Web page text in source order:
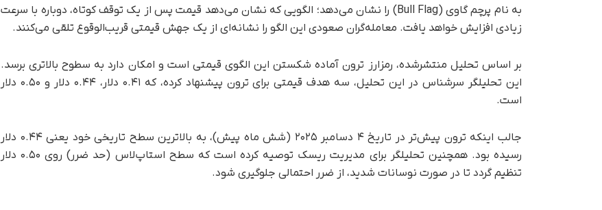
به نام پرچم گاوی (Bull Flag) را نشان می‌دهد؛ الگویی که نشان می‌دهد قیمت پس از یک توقف کوتاه، دوباره با سرعت
زیادی افزایش خواهد یافت. معامله‌گران صعودی این الگو را نشانه‌ای از یک جهش قیمتی قریب‌الوقوع تلقی می‌کنند.
بر اساس تحلیل منتشرشده، رمزارز ترون آماده شکستن این الگوی قیمتی است و امکان دارد به سطوح بالاتری برسد.
این تحلیلگر سرشناس در این تحلیل، سه هدف قیمتی برای ترون پیشنهاد کرده، که ۰.۴۱ دلار، ۰.۴۴ دلار و ۰.۵۰ دلار
است.
جالب اینکه ترون پیش‌تر در تاریخ ۴ دسامبر ۲۰۲۵ (شش ماه پیش)، به بالاترین سطح تاریخی خود یعنی ۰.۴۴ دلار
رسیده بود. همچنین تحلیلگر برای مدیریت ریسک توصیه کرده است که سطح استاپ‌لاس (حد ضرر) روی ۰.۵۰ دلار
تنظیم گردد تا در صورت نوسانات شدید، از ضرر احتمالی جلوگیری شود.